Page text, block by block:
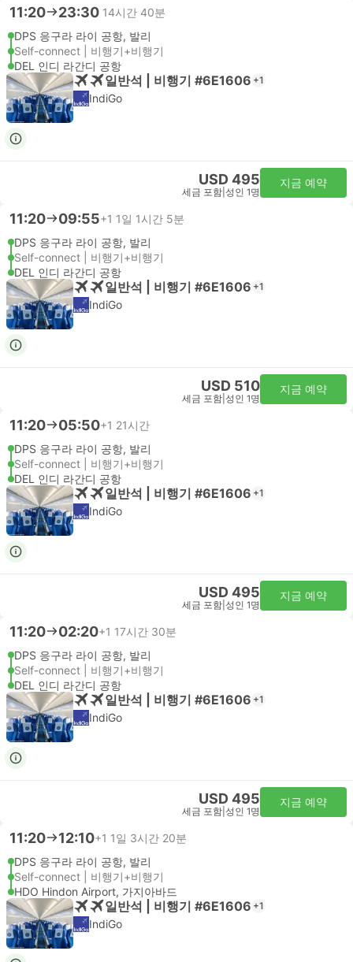
11:20 23:30 14시간 40분
DPS 응구라 라이 공항, 발리
Self-connect | 비행기+비행기
DEL 인디 라간디 공항
일반석 | 비행기 #6E1606 +1
IndiGo
USD 495
세금 포함 성인 1명
지금 예약
11:20 09:55+1 1일 1시간 5분
DPS 응구라 라이 공항, 발리
Self-connect | 비행기+비행기
DEL 인디 라간디 공항
일반석 | 비행기 #6E1606 +1
IndiGo
USD 510
세금 포함 성인 1명
지금 예약
11:20 05:50+1 21시간
DPS 응구라 라이 공항, 발리
Self-connect | 비행기+비행기
DEL 인디 라간디 공항
일반석 | 비행기 #6E1606 +1
IndiGo
USD 495
세금 포함 성인 1명
지금 예약
11:20 02:20+1 17시간 30분
DPS 응구라 라이 공항, 발리
Self-connect | 비행기+비행기
DEL 인디 라간디 공항
일반석 | 비행기 #6E1606 +1
IndiGo
USD 495
세금 포함 성인 1명
지금 예약
11:20 12:10+1 1일 3시간 20분
DPS 응구라 라이 공항, 발리
Self-connect | 비행기+비행기
HDO Hindon Airport, 가지아바드
일반석 | 비행기 #6E1606 +1
IndiGo